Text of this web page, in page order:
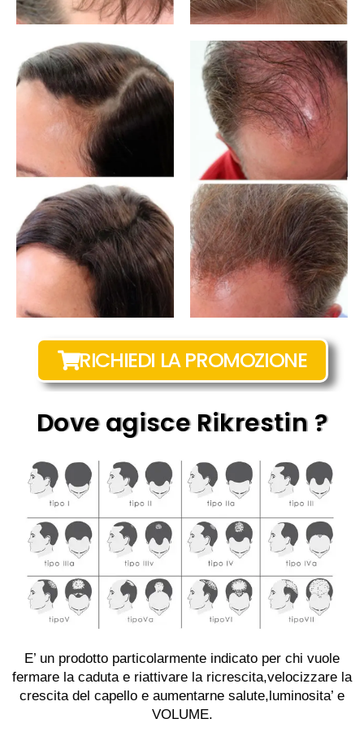
RICHIEDI LA PROMOZIONE
Dove agisce Rikrestin ?
E’ un prodotto particolarmente indicato per chi vuole
fermare la caduta e riattivare la ricrescita,velocizzare la
crescita del capello e aumentarne salute,luminosita’ e
VOLUME.